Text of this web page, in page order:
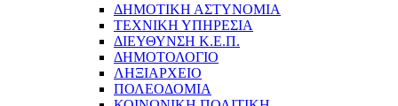
ΔΗΜΟΤΙΚΗ ΑΣΤΥΝΟΜΙΑ
ΤΕΧΝΙΚΗ ΥΠΗΡΕΣΙΑ
ΔΙΕΥΘΥΝΣΗ Κ.Ε.Π.
ΔΗΜΟΤΟΛΟΓΙΟ
ΛΗΞΙΑΡΧΕΙΟ
ΠΟΛΕΟΔΟΜΙΑ